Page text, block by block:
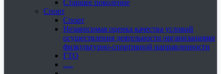
Старшее поколение
Спорт
Спорт
Независимая оценка качества условий
осуществления деятельности организациями
физкультурно-спортивной направленности
ГТО
.....